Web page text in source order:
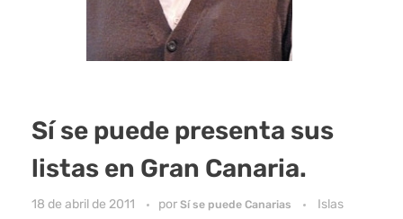
Sí se puede presenta sus
listas en Gran Canaria.
18 de abril de 2011 por Sí se puede Canarias Islas